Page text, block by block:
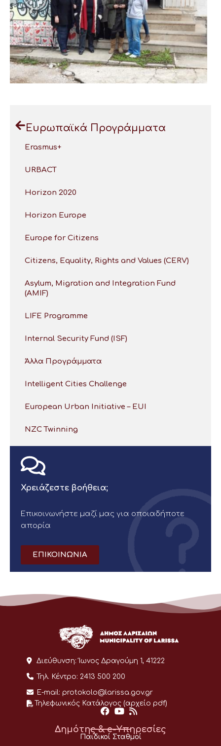
Ευρωπαϊκά Προγράμματα
Erasmus+
URBACT
Horizon 2020
Horizon Europe
Europe for Citizens
Citizens, Equality, Rights and Values (CERV)
Asylum, Migration and Integration Fund
(AMIF)
LIFE Programme
Internal Security Fund (ISF)
Άλλα Προγράμματα
Intelligent Cities Challenge
European Urban Initiative – EUI
NZC Twinning
Χρειάζεστε βοήθεια;
Επικοινωνήστε μαζί μας για οποιαδήποτε
απορία
ΕΠΙΚΟΙΝΩΝΙΑ
Διεύθυνση: Ίωνος Δραγούμη 1, 41222
Τηλ. Κέντρο: 2413 500 200
E-mail: protokolo@larissa.gov.gr
Τηλεφωνικός Κατάλογος (αρχείο pdf)
Δημότης & e-Υπηρεσίες
Παιδικοί Σταθμοί